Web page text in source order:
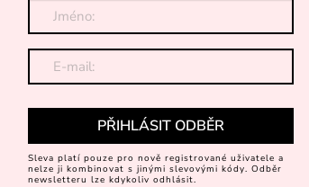
městský prostorný batoh na zip
779 Kč 1 199 Kč
PŘIHLÁSIT ODBĚR
Sleva platí pouze pro nově registrované uživatele a
nelze ji kombinovat s jinými slevovými kódy. Odběr
newsletteru lze kdykoliv odhlásit.